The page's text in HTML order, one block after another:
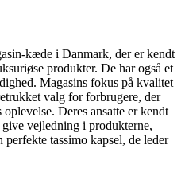
kæde i Danmark, der er kendt
produkter. De har også et
Magasins fokus på kvalitet
valg for forbrugere, der
Deres ansatte er kendt
vejledning i produkterne,
tassimo kapsel, de leder